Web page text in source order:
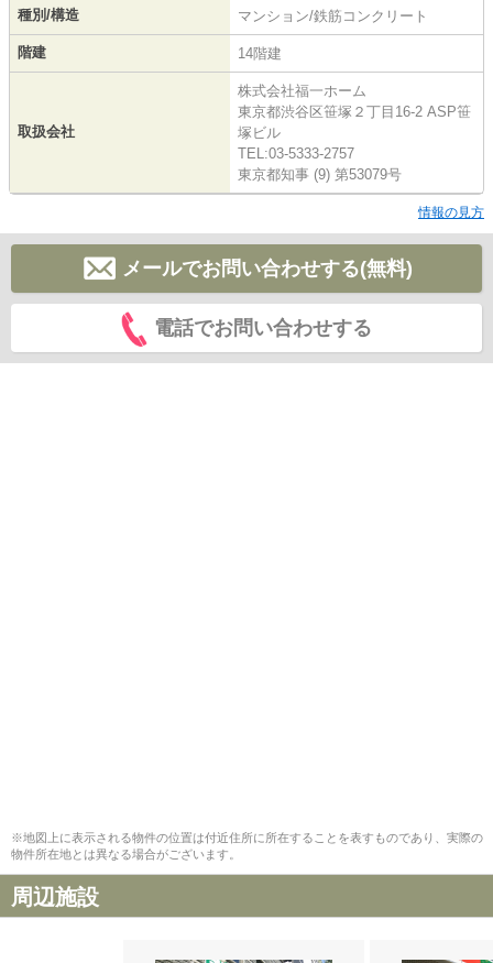
種別/構造 マンション/鉄筋コンクリート
階建 14階建
取扱会社
株式会社福一ホーム
東京都渋谷区笹塚２丁目16-2 ASP笹
塚ビル
TEL:03-5333-2757
東京都知事 (9) 第53079号
情報の見方
メールでお問い合わせする(無料)
電話でお問い合わせする
※地図上に表示される物件の位置は付近住所に所在することを表すものであり、実際の
物件所在地とは異なる場合がございます。
周辺施設